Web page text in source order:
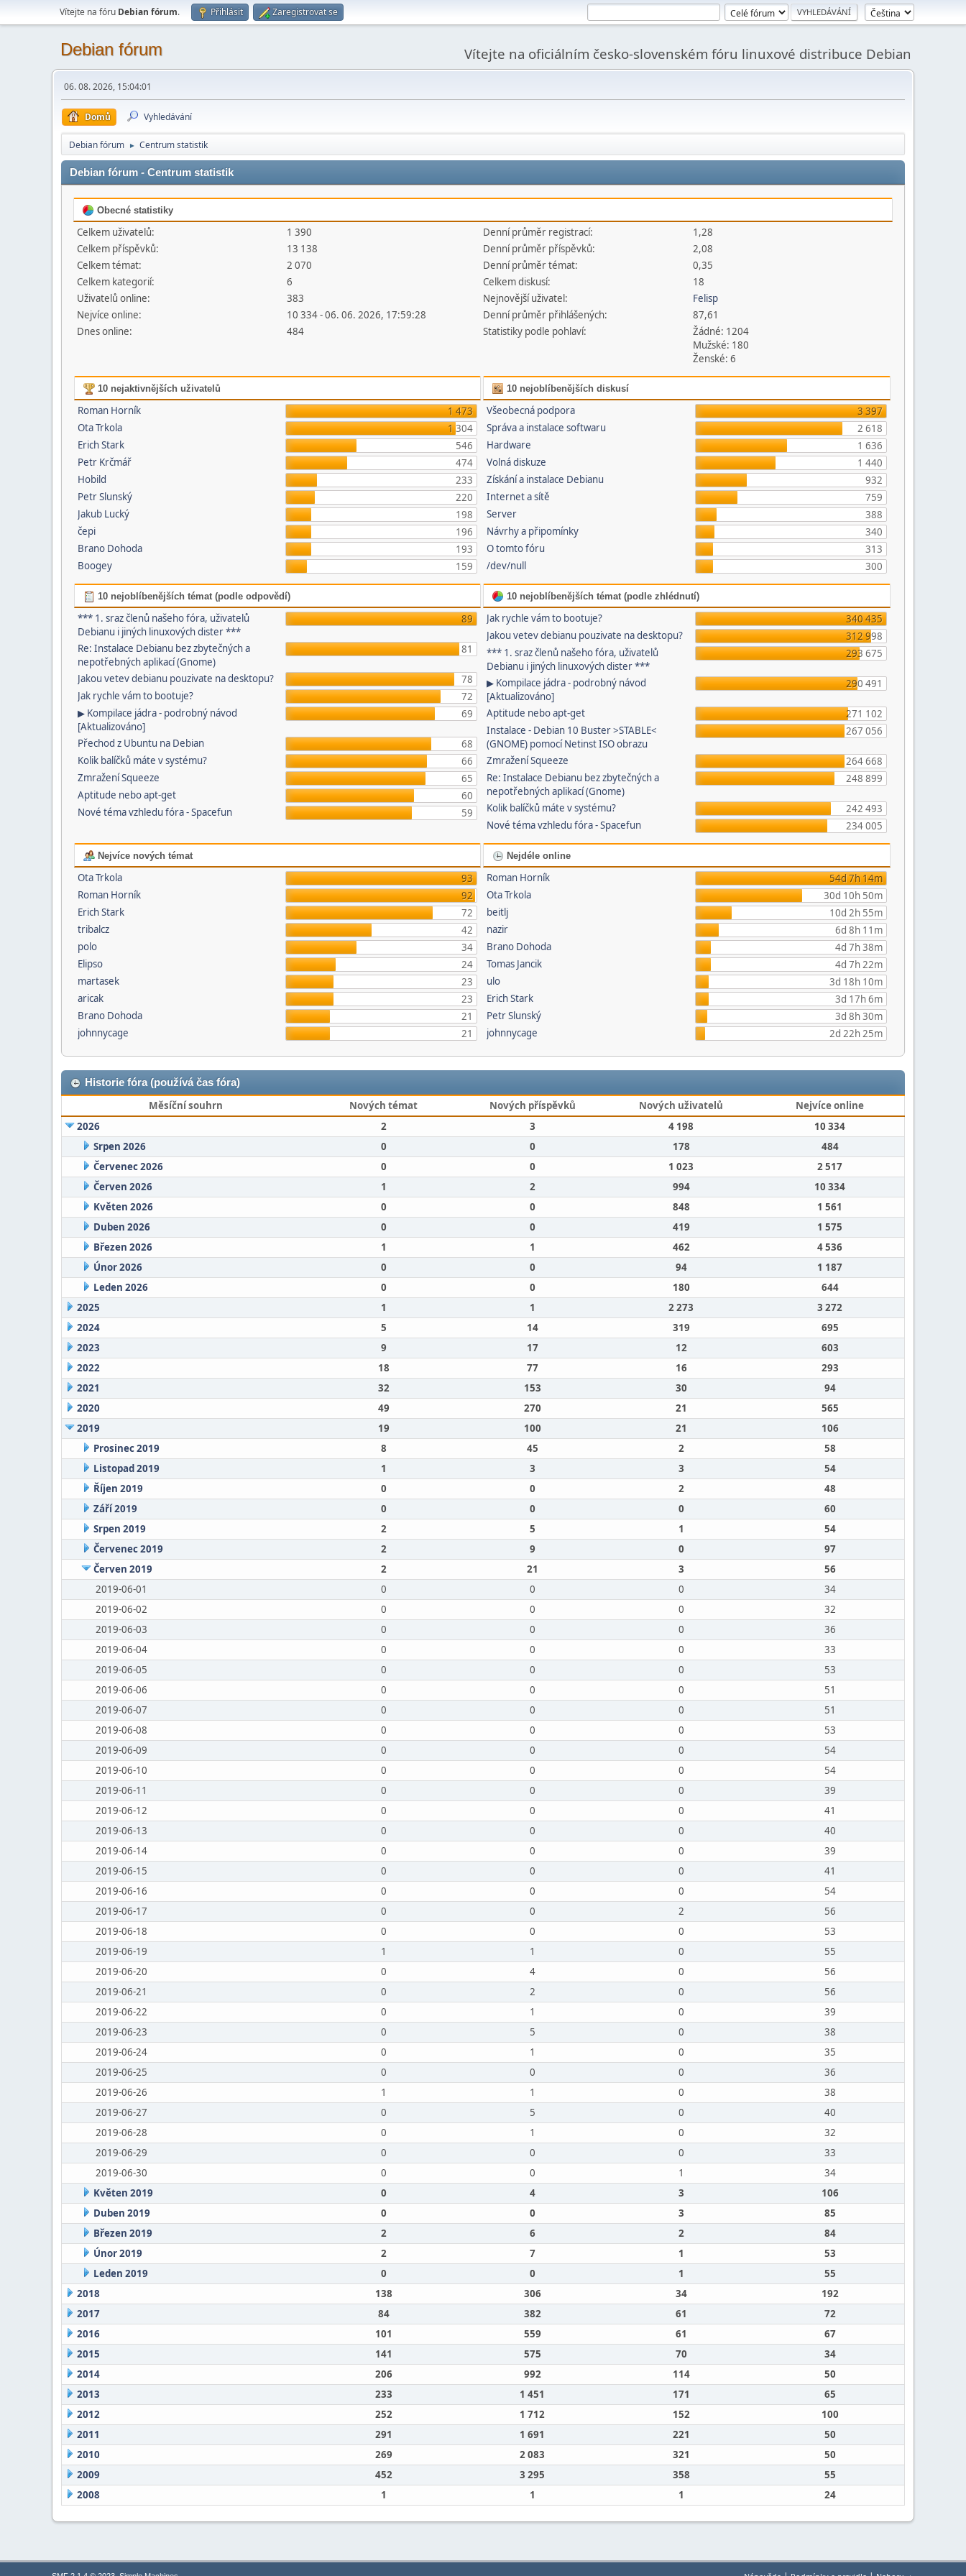
Vítejte na fóru Debian fórum. Přihlásit Zaregistrovat se
Debian fórum Vítejte na oficiálním česko-slovenském fóru linuxové distribuce Debian
06. 08. 2026, 15:04:01
Domů Vyhledávání
Debian fórum ► Centrum statistik
Debian fórum - Centrum statistik
Obecné statistiky
Celkem uživatelů:
1 390
Celkem příspěvků:
13 138
Celkem témat:
2 070
Celkem kategorií:
6
Uživatelů online:
383
Nejvíce online:
10 334 - 06. 06. 2026, 17:59:28
Dnes online:
484
Denní průměr registrací:
1,28
Denní průměr příspěvků:
2,08
Denní průměr témat:
0,35
Celkem diskusí:
18
Nejnovější uživatel:
Felisp
Denní průměr přihlášených:
87,61
Statistiky podle pohlaví:
Žádné: 1204
Mužské: 180
Ženské: 6
10 nejaktivnějších uživatelů
Roman Horník
1 473
Ota Trkola
1 304
Erich Stark
546
Petr Krčmář
474
Hobild
233
Petr Slunský
220
Jakub Lucký
198
čepi
196
Brano Dohoda
193
Boogey
159
10 nejoblíbenějších diskusí
Všeobecná podpora
3 397
Správa a instalace softwaru
2 618
Hardware
1 636
Volná diskuze
1 440
Získání a instalace Debianu
932
Internet a sítě
759
Server
388
Návrhy a připomínky
340
O tomto fóru
313
/dev/null
300
10 nejoblíbenějších témat (podle odpovědí)
*** 1. sraz členů našeho fóra, uživatelů
Debianu i jiných linuxových dister ***
89
Re: Instalace Debianu bez zbytečných a
nepotřebných aplikací (Gnome)
81
Jakou vetev debianu pouzivate na desktopu?
78
Jak rychle vám to bootuje?
72
▶ Kompilace jádra - podrobný návod
[Aktualizováno]
69
Přechod z Ubuntu na Debian
68
Kolik balíčků máte v systému?
66
Zmražení Squeeze
65
Aptitude nebo apt-get
60
Nové téma vzhledu fóra - Spacefun
59
10 nejoblíbenějších témat (podle zhlédnutí)
Jak rychle vám to bootuje?
340 435
Jakou vetev debianu pouzivate na desktopu?
312 998
*** 1. sraz členů našeho fóra, uživatelů
Debianu i jiných linuxových dister ***
293 675
▶ Kompilace jádra - podrobný návod
[Aktualizováno]
290 491
Aptitude nebo apt-get
271 102
Instalace - Debian 10 Buster >STABLE<
(GNOME) pomocí Netinst ISO obrazu
267 056
Zmražení Squeeze
264 668
Re: Instalace Debianu bez zbytečných a
nepotřebných aplikací (Gnome)
248 899
Kolik balíčků máte v systému?
242 493
Nové téma vzhledu fóra - Spacefun
234 005
Nejvíce nových témat
Ota Trkola
93
Roman Horník
92
Erich Stark
72
tribalcz
42
polo
34
Elipso
24
martasek
23
aricak
23
Brano Dohoda
21
johnnycage
21
Nejdéle online
Roman Horník
54d 7h 14m
Ota Trkola
30d 10h 50m
beitlj
10d 2h 55m
nazir
6d 8h 11m
Brano Dohoda
4d 7h 38m
Tomas Jancik
4d 7h 22m
ulo
3d 18h 10m
Erich Stark
3d 17h 6m
Petr Slunský
3d 8h 30m
johnnycage
2d 22h 25m
Historie fóra (používá čas fóra)
Měsíční souhrn Nových témat Nových příspěvků Nových uživatelů
Nejvíce online
2026
2 3 4 198
10 334
Srpen 2026
0 0 178
484
Červenec 2026
0 0 1 023
2 517
Červen 2026
1 2 994
10 334
Květen 2026
0 0 848
1 561
Duben 2026
0 0 419
1 575
Březen 2026
1 1 462
4 536
Únor 2026
0 0 94
1 187
Leden 2026
0 0 180
644
2025
1 1 2 273
3 272
2024
5 14 319
695
2023
9 17 12
603
2022
18 77 16
293
2021
32 153 30
94
2020
49 270 21
565
2019
19 100 21
106
Prosinec 2019
8 45 2
58
Listopad 2019
1 3 3
54
Říjen 2019
0 0 2
48
Září 2019
0 0 0
60
Srpen 2019
2 5 1
54
Červenec 2019
2 9 0
97
Červen 2019
2 21 3
56
2019-06-01
0 0 0
34
2019-06-02
0 0 0
32
2019-06-03
0 0 0
36
2019-06-04
0 0 0
33
2019-06-05
0 0 0
53
2019-06-06
0 0 0
51
2019-06-07
0 0 0
51
2019-06-08
0 0 0
53
2019-06-09
0 0 0
54
2019-06-10
0 0 0
54
2019-06-11
0 0 0
39
2019-06-12
0 0 0
41
2019-06-13
0 0 0
40
2019-06-14
0 0 0
39
2019-06-15
0 0 0
41
2019-06-16
0 0 0
54
2019-06-17
0 0 2
56
2019-06-18
0 0 0
53
2019-06-19
1 1 0
55
2019-06-20
0 4 0
56
2019-06-21
0 2 0
56
2019-06-22
0 1 0
39
2019-06-23
0 5 0
38
2019-06-24
0 1 0
35
2019-06-25
0 0 0
36
2019-06-26
1 1 0
38
2019-06-27
0 5 0
40
2019-06-28
0 1 0
32
2019-06-29
0 0 0
33
2019-06-30
0 0 1
34
Květen 2019
0 4 3
106
Duben 2019
0 0 3
85
Březen 2019
2 6 2
84
Únor 2019
2 7 1
53
Leden 2019
0 0 1
55
2018
138 306 34
192
2017
84 382 61
72
2016
101 559 61
67
2015
141 575 70
34
2014
206 992 114
50
2013
233 1 451 171
65
2012
252 1 712 152
100
2011
291 1 691 221
50
2010
269 2 083 321
50
2009
452 3 295 358
55
2008
1 1 1 24